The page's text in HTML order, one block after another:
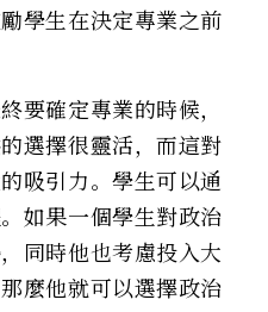
學生在決定專業之前
要確定專業的時候，
選擇很靈活，而這對
吸引力。學生可以通
如果一個學生對政治
同時他也考慮投入大
麼他就可以選擇政治